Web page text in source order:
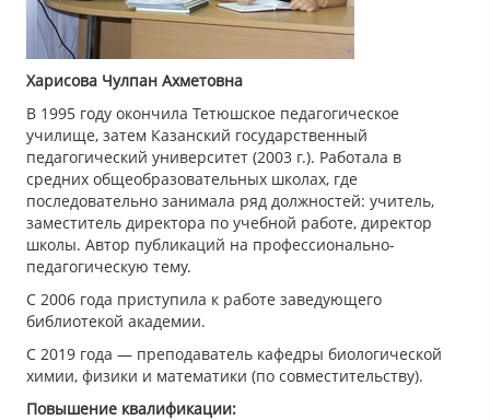
Харисова Чулпан Ахметовна
В 1995 году окончила Тетюшское педагогическое
училище, затем Казанский государственный
педагогический университет (2003 г.). Работала в
средних общеобразовательных школах, где
последовательно занимала ряд должностей: учитель,
заместитель директора по учебной работе, директор
школы. Автор публикаций на профессионально-
педагогическую тему.
С 2006 года приступила к работе заведующего
библиотекой академии.
С 2019 года — преподаватель кафедры биологической
химии, физики и математики (по совместительству).
Повышение квалификации: